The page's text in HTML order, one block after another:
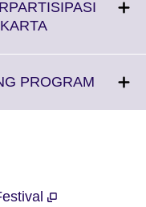
More
information
More
PROGRAM Click